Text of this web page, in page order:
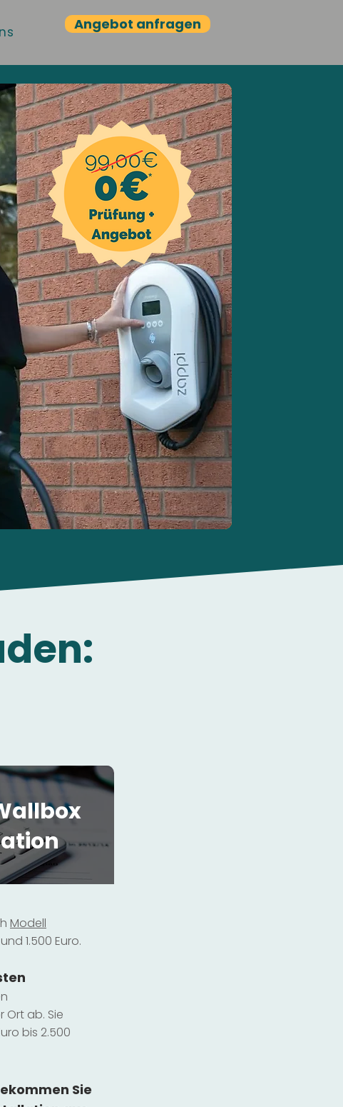
Angebot anfragen
Modell
1.500 Euro.
ab. Sie
bis 2.500
Sie